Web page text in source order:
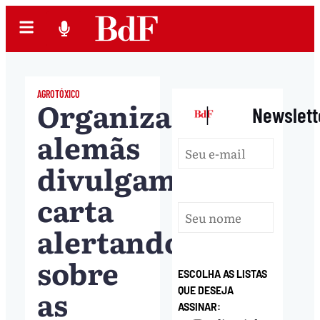
AGROTÓXICO
Organizações
alemãs
divulgam
carta
alertando
sobre
as
|
ESCOLHA AS LISTAS
QUE DESEJA
ASSINAR: